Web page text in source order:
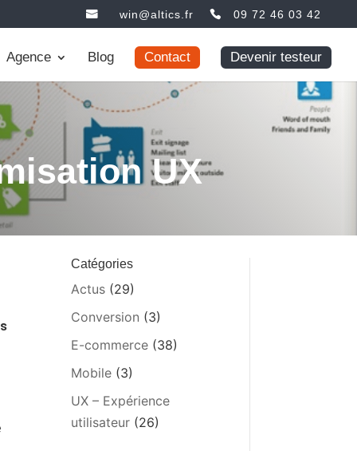
win@altics.fr 09 72 46 03 42
Agence Blog Contact Devenir testeur
UX
Catégories
Actus (29)
Conversion (3)
E-commerce (38)
Mobile (3)
UX – Expérience
utilisateur (26)